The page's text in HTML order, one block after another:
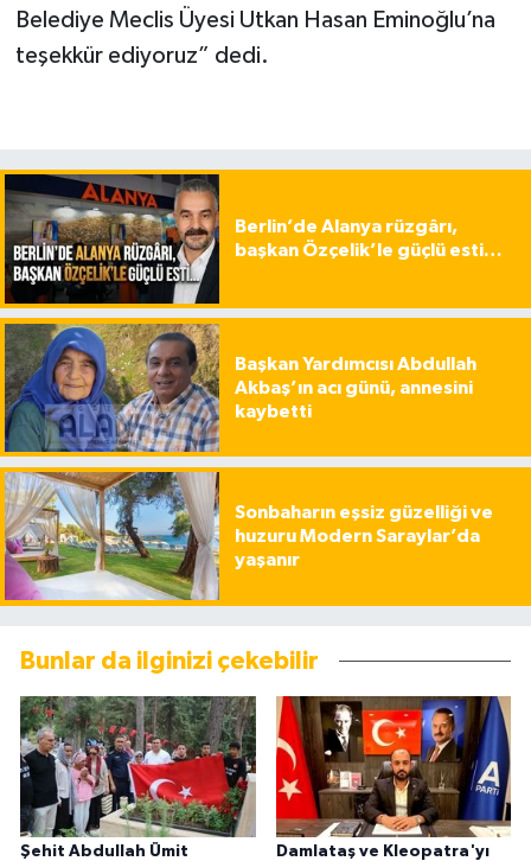
Belediye Meclis Üyesi Utkan Hasan Eminoğlu’na
teşekkür ediyoruz” dedi.
Berlin’de Alanya rüzgârı,
başkan Özçelik’le güçlü esti…
Başkan Yardımcısı Abdullah
Akbaş’ın acı günü, annesini
kaybetti
Sonbaharın eşsiz güzelliği ve
huzuru Modern Saraylar’da
yaşanır
Bunlar da ilginizi çekebilir
Şehit Abdullah Ümit Damlataş ve Kleopatra'yı